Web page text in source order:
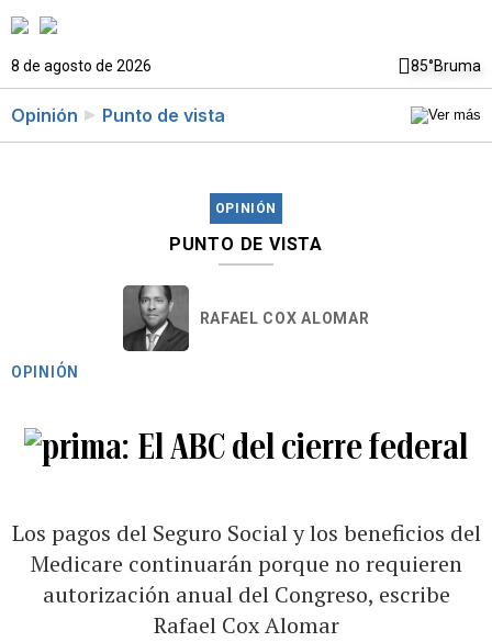
8 de agosto de 2026 85°Bruma
Opinión Punto de vista
OPINIÓN
PUNTO DE VISTA
RAFAEL COX ALOMAR
OPINIÓN
El ABC del cierre federal
Los pagos del Seguro Social y los beneficios del
Medicare continuarán porque no requieren
autorización anual del Congreso, escribe
Rafael Cox Alomar